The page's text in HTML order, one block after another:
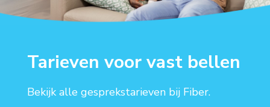
Tarieven voor vast bellen
Bekijk alle gesprekstarieven bij Fiber.